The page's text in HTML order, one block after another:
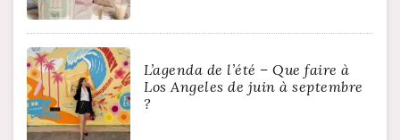
L’agenda de l’été – Que faire à
Los Angeles de juin à septembre
?